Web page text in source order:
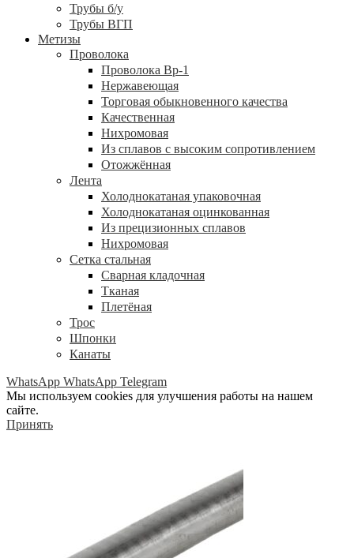
Трубы б/у
Трубы ВГП
Метизы
Проволока
Проволока Вр-1
Нержавеющая
Торговая обыкновенного качества
Качественная
Нихромовая
Из сплавов с высоким сопротивлением
Отожжённая
Лента
Холоднокатаная упаковочная
Холоднокатаная оцинкованная
Из прецизионных сплавов
Нихромовая
Сетка стальная
Сварная кладочная
Тканая
Плетёная
Трос
Шпонки
Канаты
WhatsApp WhatsApp Telegram
Мы используем cookies для улучшения работы на нашем
сайте.
Принять